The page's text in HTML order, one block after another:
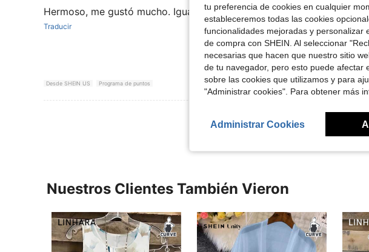
Hermoso, me gustó mucho. Igual a la foto.
Traducir
Desde SHEIN US Programa de puntos
Nuestros Clientes También Vieron
tu preferencia de cookies en cualquier
estableceremos todas las cookies
funcionalidades mejoradas y personalizar
de compra con SHEIN. Al seleccionar
necesarias que hacen que nuestro sitio
de tu navegador, pero esto puede afectar
sobre las cookies que utilizamos y para
"Administrar cookies". Para obtener más
Administrar Cookies